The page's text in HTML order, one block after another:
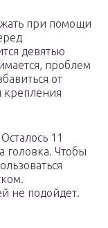
при помощи
девятью
проблем
от
крепления
11
головка. Чтобы
не подойдет.